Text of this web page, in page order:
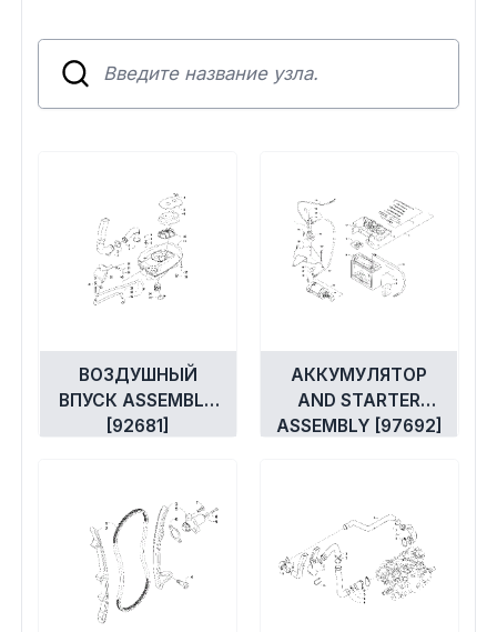
Трансмиссия
Хранение и перевозка
Шины, диски, гусеницы
Шноркели
Экипировка и одежда
Другое
Движители (гребные винты)
ВОЗДУШНЫЙ
ВПУСК ASSEMBLY
[92681]
АККУМУЛЯТОР
AND STARTER
ASSEMBLY [97692]